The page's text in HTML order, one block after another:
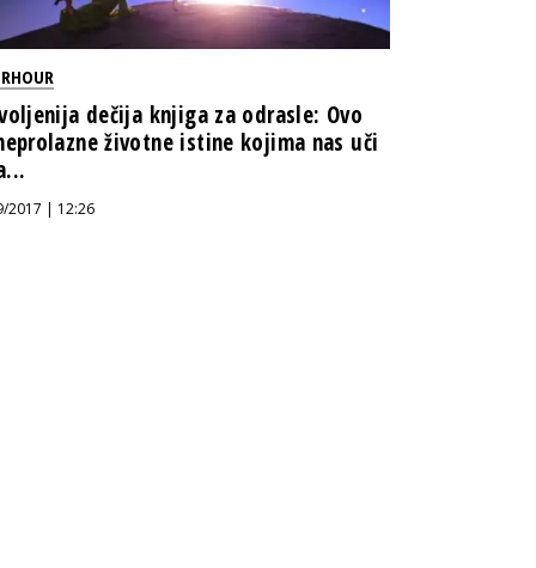
dečija knjiga za odrasle: Ovo
životne istine kojima nas uči
2017 | 12:26